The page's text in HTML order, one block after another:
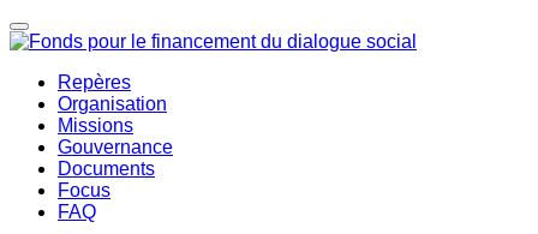
Repères
Organisation
Missions
Gouvernance
Documents
Focus
FAQ